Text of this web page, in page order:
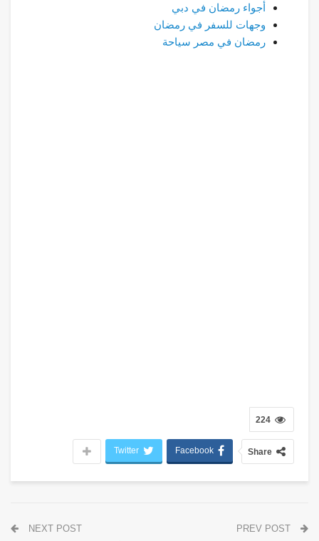
أجواء رمضان في دبي
وجهات للسفر في رمضان
رمضان في مصر سياحة
224
Share
Facebook
Twitter
NEXT POST